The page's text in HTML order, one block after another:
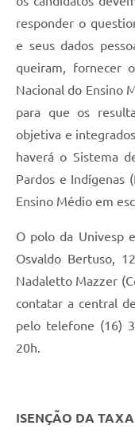
responder o
e seus dados
queiram, fornecer
Nacional do Ensino
para que os
objetiva e
haverá o Sistema
Pardos e Indígenas
Ensino Médio em
O polo da Univesp
Osvaldo Bertuso,
Nadaletto Mazzer
contatar a central
pelo telefone (16)
20h.
ISENÇÃO DA